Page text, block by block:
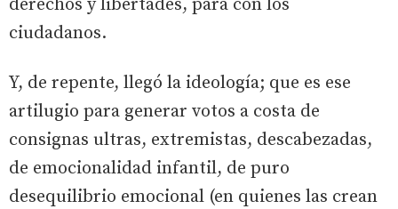
derechos y libertades, para con los
ciudadanos.
Y, de repente, llegó la ideología; que es ese
artilugio para generar votos a costa de
consignas ultras, extremistas, descabezadas,
de emocionalidad infantil, de puro
desequilibrio emocional (en quienes las crean